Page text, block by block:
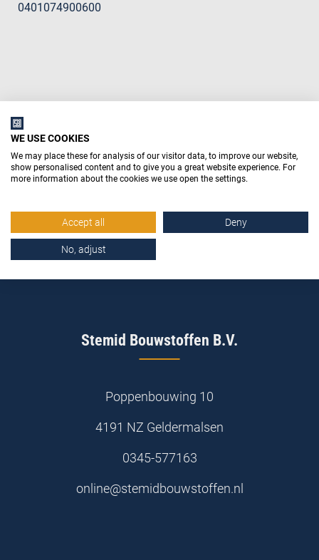
0401074900600
Stemid Bouwstoffen B.V.
Poppenbouwing 10
4191 NZ Geldermalsen
0345-577163
online@stemidbouwstoffen.nl
WE USE COOKIES
We may place these for analysis of our visitor data, to improve our website,
show personalised content and to give you a great website experience. For
more information about the cookies we use open the settings.
Accept all Deny
No, adjust